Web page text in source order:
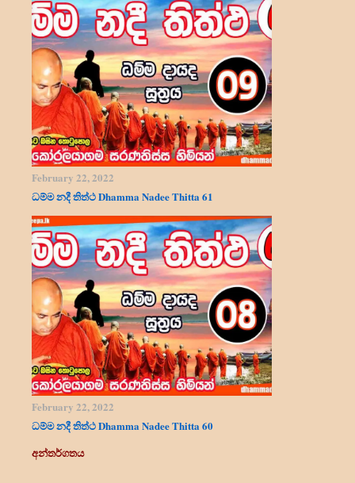
February 22, 2022
ධම්ම නදී තිත්ථ Dhamma Nadee Thitta 61
February 22, 2022
ධම්ම නදී තිත්ථ Dhamma Nadee Thitta 60
අන්තර්ගතය